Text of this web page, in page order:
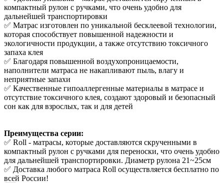
компактный рулон с ручками, что очень удобно для
дальнейшей транспортировки
✅ Матрас изготовлен по уникальной бесклеевой технологии,
которая способствует повышенной надежности и
экологичности продукции, а также отсутствию токсичного
запаха клея
✅ Благодаря повышенной воздухопроницаемости,
наполнители матраса не накапливают пыль, влагу и
неприятные запахи
✅ Качественные гипоаллергенные материалы в матрасе и
отсутствие токсичного клея, создают здоровый и безопасный
сон как для взрослых, так и для детей
Преимущества серии:
✅ Roll - матрасы, которые доставляются скрученными в
компактный рулон с ручками для переноски, что очень удобно
для дальнейшей транспортировки. Диаметр рулона 21~25см
✅ Доставка любого матраса Roll осуществляется бесплатно по
всей России!